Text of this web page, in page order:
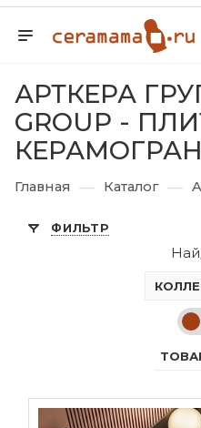
АРТКЕРА
GROUP -
Главная — Каталог —
ФИЛЬТР